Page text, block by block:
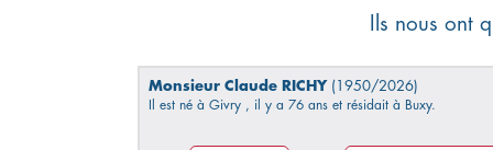
Ils nous ont
Monsieur Claude RICHY (1950/2026)
Il est né à Givry , il y a 76 ans et résidait à Buxy.